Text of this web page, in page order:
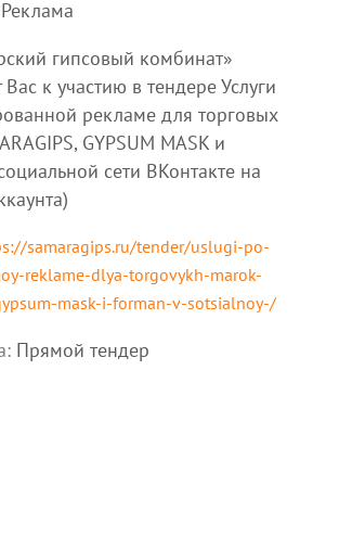
Реклама
гипсовый комбинат»
к участию в тендере Услуги
рекламе для торговых
GYPSUM MASK и
сети ВКонтакте на
samaragips.ru/tender/uslugi-po-
reklame-dlya-torgovykh-marok-
mask-i-forman-v-sotsialnoy-/
Прямой тендер